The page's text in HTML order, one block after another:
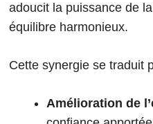
adoucit la puissance de
équilibre harmonieux.
Cette synergie se traduit
Amélioration de